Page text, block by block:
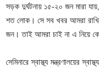
সড়ক দুর্ঘটনায় ১৫-২০ জন মারা
শত লোক। সে সব খবর আমরা রাখি
জন। তাই আমরা চাই না এ নিয়ে
সেমিনারে স্বাস্থ্য মন্ত্রণালয়ের